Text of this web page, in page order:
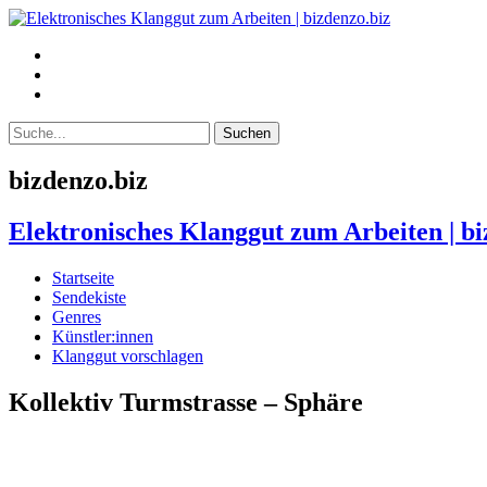
bizdenzo.biz
Elektronisches Klanggut zum Arbeiten |
Startseite
Sendekiste
Genres
Künstler:innen
Klanggut vorschlagen
Kollektiv Turmstrasse – Sphäre